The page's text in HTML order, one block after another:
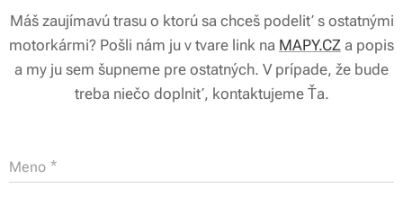
Máš zaujímavú trasu o ktorú sa chceš podeliť s ostatnými
motorkármi? Pošli nám ju v tvare link na MAPY.CZ a popis
a my ju sem šupneme pre ostatných. V prípade, že bude
treba niečo doplniť, kontaktujeme Ťa.
Meno